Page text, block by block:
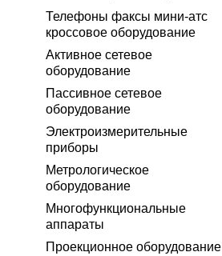
Телефоны факсы мини-атс
кроссовое оборудование
Активное сетевое
оборудование
Пассивное сетевое
оборудование
Электроизмерительные
приборы
Метрологическое
оборудование
Многофункциональные
аппараты
Проекционное оборудование